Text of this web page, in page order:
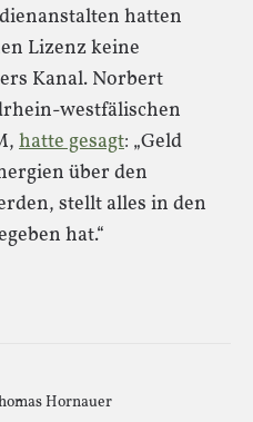
hatten
Lizenz keine
Kanal. Norbert
westfälischen
hatte gesagt: „Geld
über den
stellt alles in den
hat.“
Hornauer